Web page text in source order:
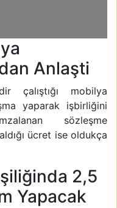
Anlaşti
çalıştığı mobilya
yaparak işbirliğini
sözleşme
ücret ise oldukça
2,5
Yapacak